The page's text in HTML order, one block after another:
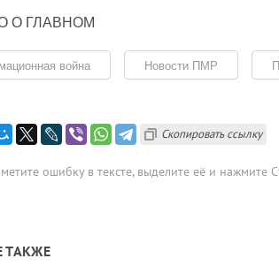
О ГЛАВНОМ
война Новости ПМР
Скопировать ссылку
ошибку в тексте, выделите её и
ТАКЖЕ